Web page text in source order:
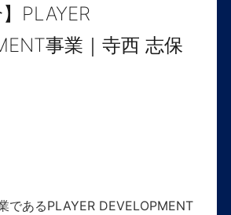
PLAYER
事業｜寺西 志保
であるPLAYER DEVELOPMENT